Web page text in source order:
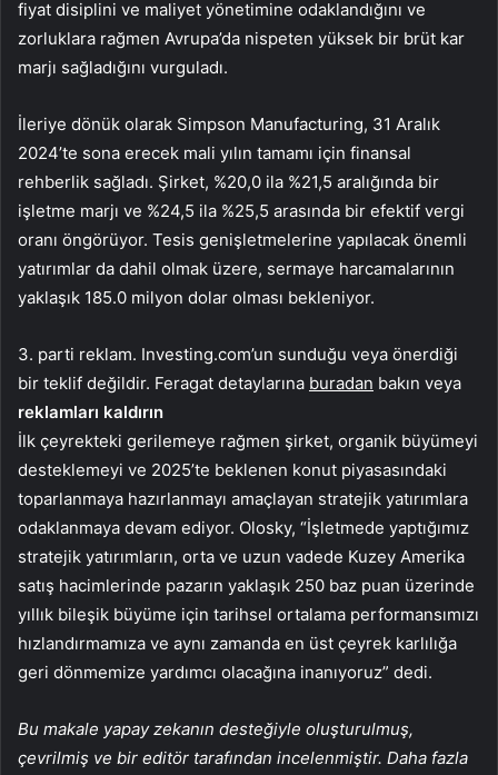
fiyat disiplini ve maliyet yönetimine odaklandığını ve
zorluklara rağmen Avrupa’da nispeten yüksek bir brüt kar
marjı sağladığını vurguladı.
İleriye dönük olarak Simpson Manufacturing, 31 Aralık
2024’te sona erecek mali yılın tamamı için finansal
rehberlik sağladı. Şirket, %20,0 ila %21,5 aralığında bir
işletme marjı ve %24,5 ila %25,5 arasında bir efektif vergi
oranı öngörüyor. Tesis genişletmelerine yapılacak önemli
yatırımlar da dahil olmak üzere, sermaye harcamalarının
yaklaşık 185.0 milyon dolar olması bekleniyor.
3. parti reklam. Investing.com’un sunduğu veya önerdiği
bir teklif değildir. Feragat detaylarına buradan bakın veya
reklamları kaldırın
İlk çeyrekteki gerilemeye rağmen şirket, organik büyümeyi
desteklemeyi ve 2025’te beklenen konut piyasasındaki
toparlanmaya hazırlanmayı amaçlayan stratejik yatırımlara
odaklanmaya devam ediyor. Olosky, “İşletmede yaptığımız
stratejik yatırımların, orta ve uzun vadede Kuzey Amerika
satış hacimlerinde pazarın yaklaşık 250 baz puan üzerinde
yıllık bileşik büyüme için tarihsel ortalama performansımızı
hızlandırmamıza ve aynı zamanda en üst çeyrek karlılığa
geri dönmemize yardımcı olacağına inanıyoruz” dedi.
Bu makale yapay zekanın desteğiyle oluşturulmuş,
çevrilmiş ve bir editör tarafından incelenmiştir. Daha fazla